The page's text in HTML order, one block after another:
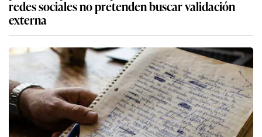
redes sociales no pretenden buscar validación
externa